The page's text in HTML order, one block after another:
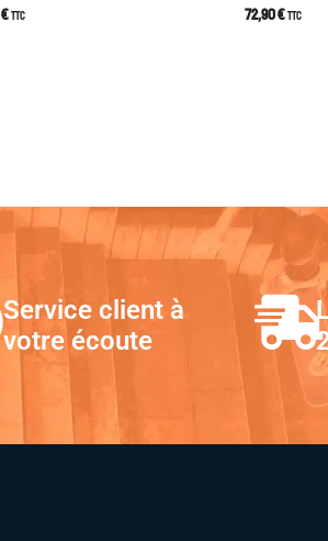
€TTC 72,90€TTC
Service client à
votre écoute